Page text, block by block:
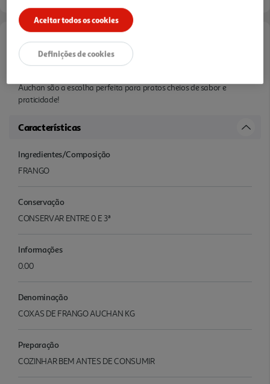
Informações de Marketing
Auchan são a escolha perfeita para pratos cheios de sabor e
praticidade!
Características
Ingredientes/Composição
FRANGO
Conservação
CONSERVAR ENTRE 0 E 3ª
Informações
0.00
Denominação
COXAS DE FRANGO AUCHAN KG
Preparação
COZINHAR BEM ANTES DE CONSUMIR
Aceitar todos os cookies
Definições de cookies